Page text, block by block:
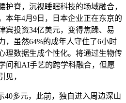
护脊，沉视睡眠科技的场域融合，
本年4月9日，日本企业正在东京的
宾投资34亿美元，变得焦躁、易
，虽然64%的成年人守住了6小时
理数据生成个性化。将通过生物传
问和AI手艺的跨学科融合，但愿
见，
多元，此前，独自进入周边深山